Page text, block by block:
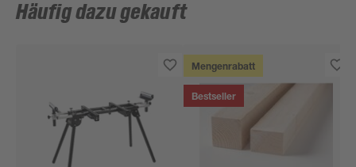
Häufig dazu gekauft
Mengenrabatt
Bestseller